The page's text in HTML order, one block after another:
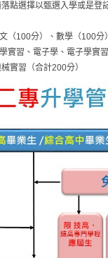
點選擇以甄選入學或是登
100分）、數學（100分）
習、電子學、電子學實習
習（合計200分）